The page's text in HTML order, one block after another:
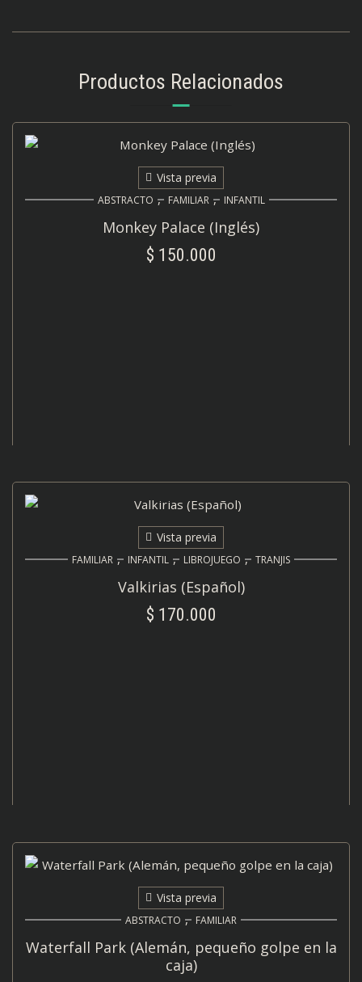
Productos Relacionados
Vista previa
ABSTRACTO , FAMILIAR , INFANTIL
Monkey Palace (Inglés)
$ 150.000
Vista previa
FAMILIAR , INFANTIL , LIBROJUEGO , TRANJIS
Valkirias (Español)
$ 170.000
Vista previa
ABSTRACTO , FAMILIAR
Waterfall Park (Alemán, pequeño golpe en la
caja)